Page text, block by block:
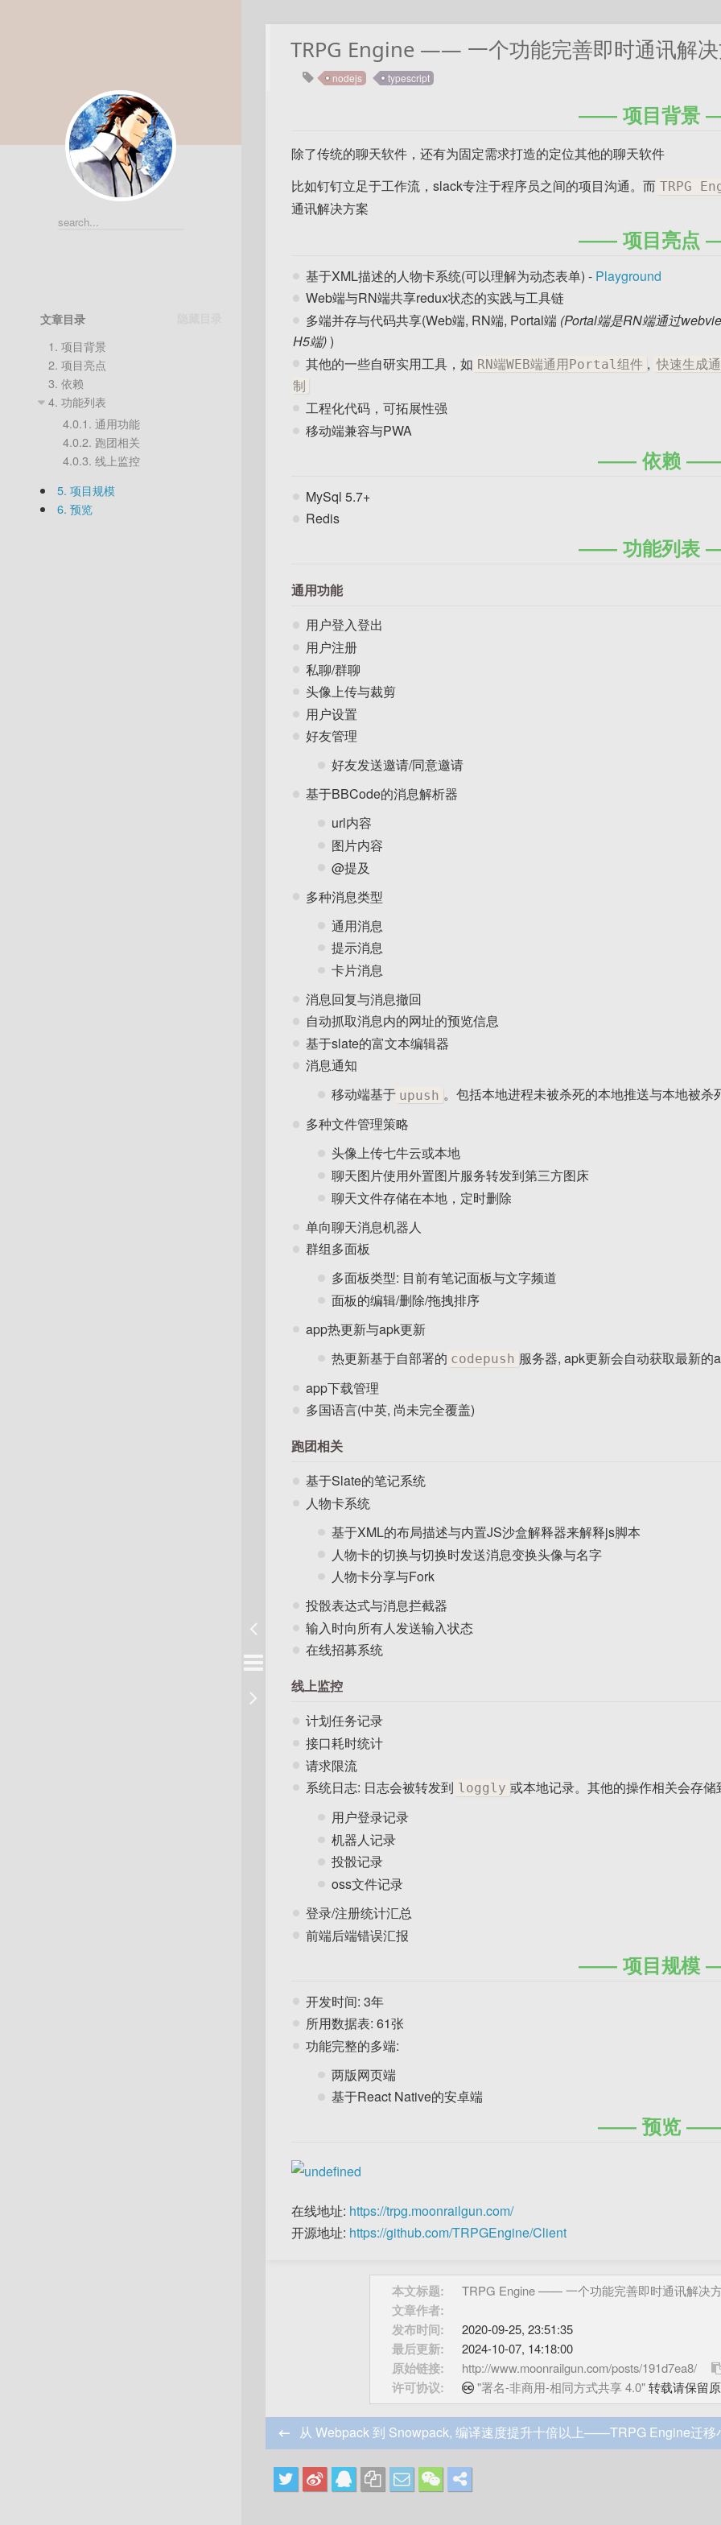
TRPG Engine —— 一个功能完善即时通讯解
nodejs typescript
项目背景
除了传统的聊天软件，还有为固定需求打造的定位其他的聊天软件
比如钉钉立足于工作流，slack专注于程序员之间的项目沟通。而 TRPG
通讯解决方案
项目亮点
基于XML描述的人物卡系统(可以理解为动态表单) - Playground
Web端与RN端共享redux状态的实践与工具链
多端并存与代码共享(Web端, RN端, Portal端 (Portal端是RN端通过
H5端))
其他的一些自研实用工具，如 RN端WEB端通用Portal组件 , 快速生成
制
工程化代码，可拓展性强
移动端兼容与PWA
依赖
MySql 5.7+
Redis
功能列表
通用功能
用户登入登出
用户注册
私聊/群聊
头像上传与裁剪
用户设置
好友管理
好友发送邀请/同意邀请
基于BBCode的消息解析器
url内容
图片内容
@提及
多种消息类型
通用消息
提示消息
卡片消息
消息回复与消息撤回
自动抓取消息内的网址的预览信息
基于slate的富文本编辑器
消息通知
移动端基于 upush 。包括本地进程未被杀死的本地推送与本地被杀
多种文件管理策略
头像上传七牛云或本地
聊天图片使用外置图片服务转发到第三方图床
聊天文件存储在本地，定时删除
单向聊天消息机器人
群组多面板
多面板类型: 目前有笔记面板与文字频道
面板的编辑/删除/拖拽排序
app热更新与apk更新
热更新基于自部署的 codepush 服务器, apk更新会自动获取最新的
app下载管理
多国语言(中英, 尚未完全覆盖)
跑团相关
基于Slate的笔记系统
人物卡系统
基于XML的布局描述与内置JS沙盒解释器来解释js脚本
人物卡的切换与切换时发送消息变换头像与名字
人物卡分享与Fork
投骰表达式与消息拦截器
输入时向所有人发送输入状态
在线招募系统
线上监控
计划任务记录
接口耗时统计
请求限流
系统日志: 日志会被转发到 loggly 或本地记录。其他的操作相关会存储
用户登录记录
机器人记录
投骰记录
oss文件记录
登录/注册统计汇总
前端后端错误汇报
项目规模
开发时间: 3年
所用数据表: 61张
功能完整的多端:
两版网页端
基于React Native的安卓端
预览
在线地址: https://trpg.moonrailgun.com/
开源地址: https://github.com/TRPGEngine/Client
本文标题: TRPG Engine —— 一个功能完善即时通讯解决
文章作者:
发布时间:
2020-09-25, 23:51:35
最后更新: 2024-10-07, 14:18:00
原始链接: http://www.moonrailgun.com/posts/191d7ea8/
许可协议: "署名-非商用-相同方式共享 4.0"转载请保留
从 Webpack 到 Snowpack, 编译速度提升十倍以上——TRPG Engine迁移
文章目录
1. 项目背景
2. 项目亮点
3. 依赖
4. 功能列表
4.0.1. 通用功能
4.0.2. 跑团相关
4.0.3. 线上监控
5. 项目规模
6. 预览